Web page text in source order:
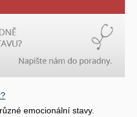
emocionální stavy.